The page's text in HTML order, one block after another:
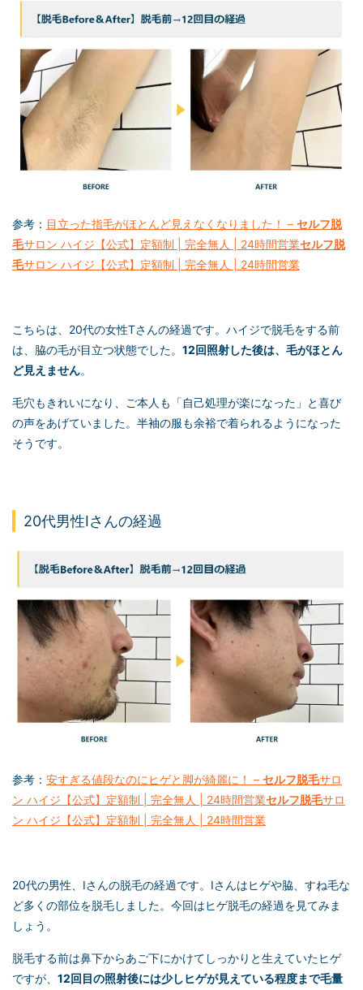
参考： 目立った指毛がほとんど見えなくなりました！ – セルフ脱
毛サロン ハイジ【公式】定額制 | 完全無人 | 24時間営業セルフ脱
毛サロン ハイジ【公式】定額制 | 完全無人 | 24時間営業
こちらは、20代の女性Tさんの経過です。ハイジで脱毛をする前
は、脇の毛が目立つ状態でした。 12回照射した後は、毛がほとん
ど見えません。
毛穴もきれいになり、ご本人も「自己処理が楽になった」と喜び
の声をあげていました。半袖の服も余裕で着られるようになった
そうです。
20代男性Iさんの経過
参考： 安すぎる値段なのにヒゲと脚が綺麗に！ – セルフ脱毛サロ
ン ハイジ【公式】定額制 | 完全無人 | 24時間営業セルフ脱毛サロ
ン ハイジ【公式】定額制 | 完全無人 | 24時間営業
20代の男性、Iさんの脱毛の経過です。Iさんはヒゲや脇、すね毛な
ど多くの部位を脱毛しました。今回はヒゲ脱毛の経過を見てみま
しょう。
脱毛する前は鼻下からあご下にかけてしっかりと生えていたヒゲ
ですが、 12回目の照射後には少しヒゲが見えている程度まで毛量